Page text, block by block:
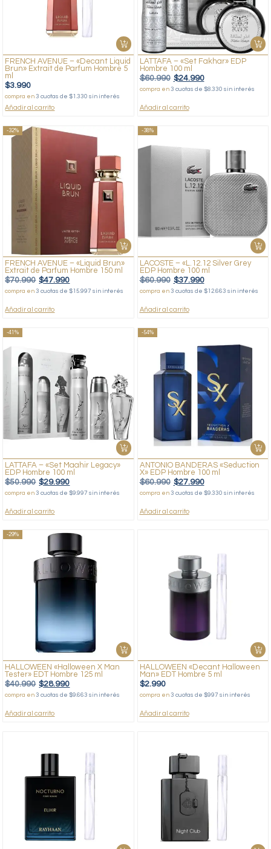
FRENCH AVENUE – «Decant Liquid
Brun» Extrait de Parfum Hombre 5
ml
$3.990
compra en3 cuotas de $1.330 sin interés
Añadir al carrito
LATTAFA – «Set Fakhar» EDP
Hombre 100 ml
$60.990 $24.990
compra en 3 cuotas de $8.330 sin interés
Añadir al carrito
-32%
FRENCH AVENUE – «Liquid Brun»
Extrait de Parfum Hombre 150 ml
$70.990 $47.990
compra en3 cuotas de $15.997 sin interés
Añadir al carrito
-38%
LACOSTE – «L.12.12 Silver Grey
EDP Hombre 100 ml
$60.990 $37.990
compra en 3 cuotas de $12.663 sin interés
Añadir al carrito
-41%
LATTAFA – «Set Maahir Legacy»
EDP Hombre 100 ml
$50.990 $29.990
compra en3 cuotas de $9.997 sin interés
Añadir al carrito
-54%
ANTONIO BANDERAS «Seduction
X» EDP Hombre 100 ml
$60.990 $27.990
compra en 3 cuotas de $9.330 sin interés
Añadir al carrito
-29%
HALLOWEEN «Halloween X Man
Tester» EDT Hombre 125 ml
$40.990 $28.990
compra en3 cuotas de $9.663 sin interés
Añadir al carrito
HALLOWEEN «Decant Halloween
Man» EDT Hombre 5 ml
$2.990
compra en 3 cuotas de $997 sin interés
Añadir al carrito